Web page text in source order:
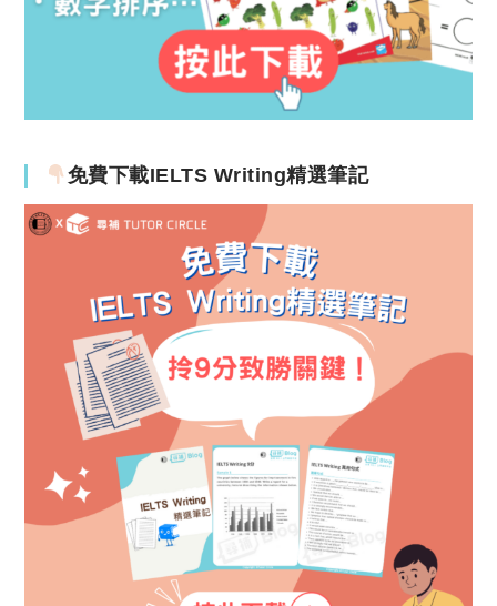
免費下載IELTS Writing精選筆記